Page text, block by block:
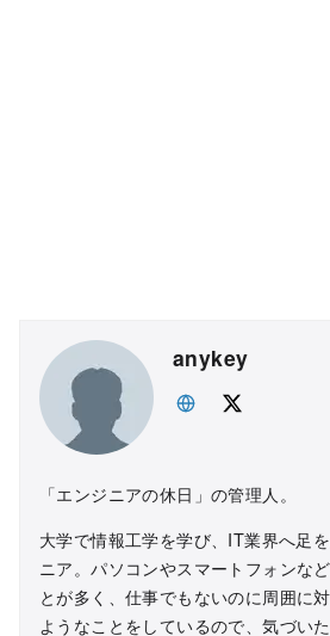
anykey
「エンジニアの休日」の管理人。
大学で情報工学を学び、IT業界へ足
ニア。パソコンやスマートフォンな
とが多く、仕事でもないのに周囲に
ようなことをしているので、気づい